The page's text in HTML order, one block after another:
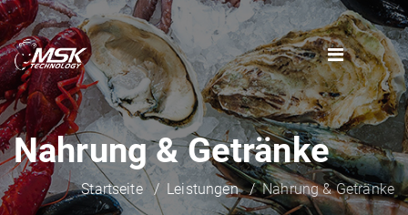
Nahrung & Getränke
Startseite Leistungen Nahrung & Getränke